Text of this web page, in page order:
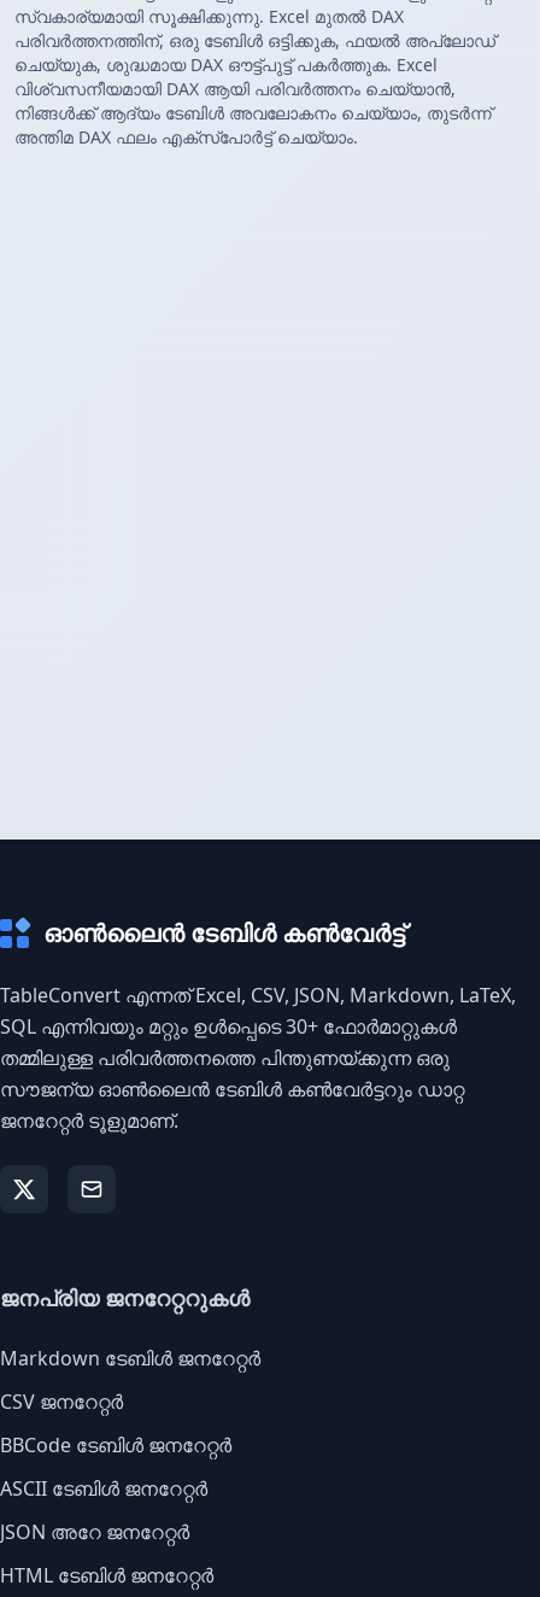
സ്വകാര്യമായി സൂക്ഷിക്കുന്നു. Excel മുതൽ DAX
പരിവർത്തനത്തിന്, ഒരു ടേബിൾ ഒട്ടിക്കുക, ഫയൽ അപ്‌ലോഡ്
ചെയ്യുക, ശുദ്ധമായ DAX ഔട്ട്‌പുട്ട് പകർത്തുക. Excel
വിശ്വസനീയമായി DAX ആയി പരിവർത്തനം ചെയ്യാൻ,
നിങ്ങൾക്ക് ആദ്യം ടേബിൾ അവലോകനം ചെയ്യാം, തുടർന്ന്
അന്തിമ DAX ഫലം എക്സ്‌പോർട്ട് ചെയ്യാം.
ഓൺലൈൻ ടേബിൾ കൺവേർട്ട്
TableConvert എന്നത് Excel, CSV, JSON, Markdown, LaTeX,
SQL എന്നിവയും മറ്റും ഉൾപ്പെടെ 30+ ഫോർമാറ്റുകൾ
തമ്മിലുള്ള പരിവർത്തനത്തെ പിന്തുണയ്ക്കുന്ന ഒരു
സൗജന്യ ഓൺലൈൻ ടേബിൾ കൺവേർട്ടറും ഡാറ്റ
ജനറേറ്റർ ടൂളുമാണ്.
ജനപ്രിയ ജനറേറ്ററുകൾ
Markdown ടേബിൾ ജനറേറ്റർ
CSV ജനറേറ്റർ
BBCode ടേബിൾ ജനറേറ്റർ
ASCII ടേബിൾ ജനറേറ്റർ
JSON അറേ ജനറേറ്റർ
HTML ടേബിൾ ജനറേറ്റർ